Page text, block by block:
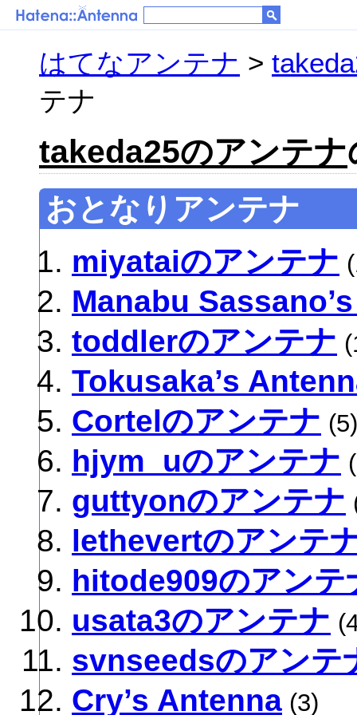
はてなアンテナ >
テナ
takeda25のアンテナ
おとなりアンテナ
miyataiのアンテナ
Manabu
toddlerのアンテナ
Tokusaka’s
Cortelのアンテナ (5)
hjym_uのアンテナ
guttyonのアンテナ
lethevertのアンテ
hitode909のアンテ
usata3のアンテナ
svnseedsのアンテ
Cry’s Antenna (3)